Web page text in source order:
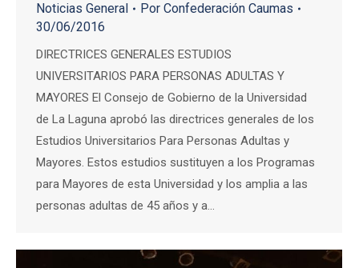
Noticias General Por Confederación Caumas
30/06/2016
DIRECTRICES GENERALES ESTUDIOS
UNIVERSITARIOS PARA PERSONAS ADULTAS Y
MAYORES El Consejo de Gobierno de la Universidad
de La Laguna aprobó las directrices generales de los
Estudios Universitarios Para Personas Adultas y
Mayores. Estos estudios sustituyen a los Programas
para Mayores de esta Universidad y los amplia a las
personas adultas de 45 años y a…